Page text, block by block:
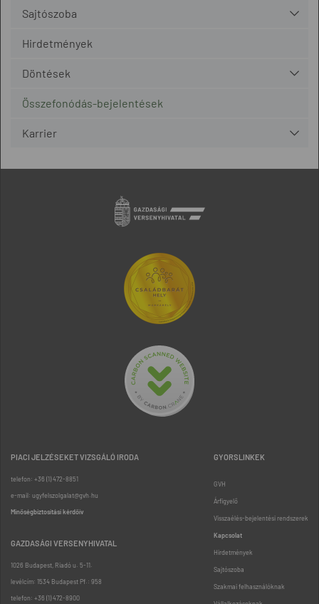
Sajtószoba
Hirdetmények
Döntések
Összefonódás-bejelentések
Karrier
PIACI JELZÉSEKET VIZSGÁLÓ IRODA
telefon: +36 (1) 472-8851
e-mail: ugyfelszolgalat@gvh.hu
Minőségbiztosítási kérdőív
GAZDASÁGI VERSENYHIVATAL
1026 Budapest, Riadó u. 5-11.
levélcím: 1534 Budapest Pf.: 958
telefon: +36 (1) 472-8900
GYORSLINKEK
GVH
Árfigyelő
Visszaélés-bejelentési rendszerek
Kapcsolat
Hirdetmények
Sajtószoba
Szakmai felhasználóknak